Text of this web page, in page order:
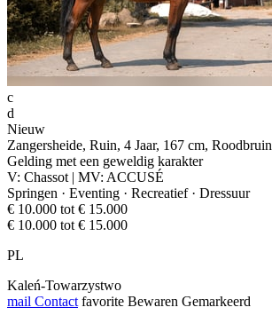
c
d
Nieuw
Zangersheide, Ruin, 4 Jaar, 167 cm, Roodbruin
Gelding met een geweldig karakter
V: Chassot | MV: ACCUSÉ
Springen · Eventing · Recreatief · Dressuur
€ 10.000 tot € 15.000
€ 10.000 tot € 15.000
PL
Kaleń-Towarzystwo
mail Contact favorite Bewaren Gemarkeerd